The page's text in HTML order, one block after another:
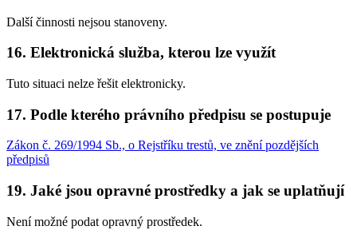
Další činnosti nejsou stanoveny.
16. Elektronická služba, kterou lze využít
Tuto situaci nelze řešit elektronicky.
17. Podle kterého právního předpisu se postupuje
Zákon č. 269/1994 Sb., o Rejstříku trestů, ve znění pozdějších
předpisů
19. Jaké jsou opravné prostředky a jak se uplatňují
Není možné podat opravný prostředek.